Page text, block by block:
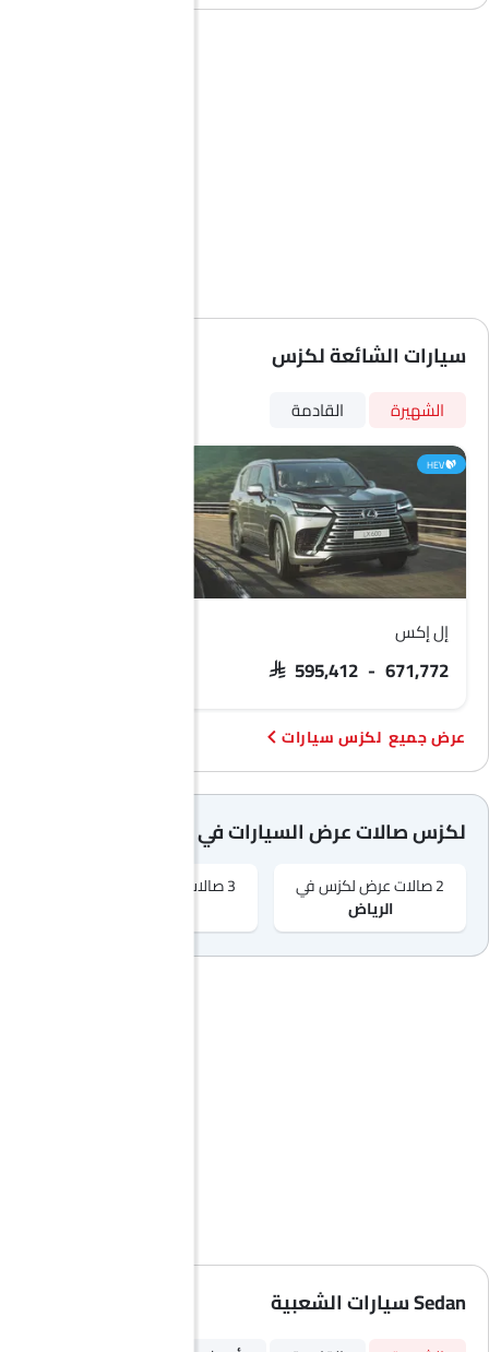
سيارات الشائعة لكزس
الشهيرة القادمة
HEV
إل إكس
SAR 595,412 - 671,772
لكزس سيارات
لكزس صالات عرض السيارات في المدن الشهيرة
2 صالات عرض لكزس في
الرياض‎
3 صالات عرض لكزس في
Sedan سيارات الشعبية